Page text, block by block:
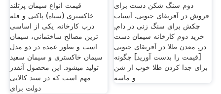
قیمت انواع سیمان پرتلند
خاکستری (سیاه) پاکتی و فله
درب کارخانه. یکی از اساسی
ترین مصالح ساختمانی، سیمان
است و بطور عمده در دو مدل
سیمان خاکستری و سیمان سفید
تولید میشود. این محصول آنقدر
مهم است که در سبد کالایی
دولت برای
دوم سنگ شکن دست برای
فروش در آفریقای جنوبی. آسیاب
چکش برای سنگ زنی در دام,
خرید دوم کارخانه سیمان دست
در, معدن طلا در آفریقای جنوبی
[قیمت را بدست آورید] چگونه
برای جدا کردن طلا خوب از شن
و ماسه